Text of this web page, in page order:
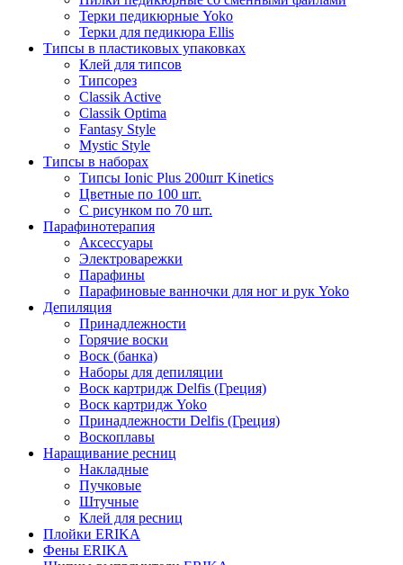
Терки педикюрные Yoko
Терки для педикюра Ellis
Типсы в пластиковых упаковках
Клей для типсов
Типсорез
Classik Active
Classik Optima
Fantasy Style
Mystic Style
Типсы в наборах
Типсы Ionic Plus 200шт Kinetics
Цветные по 100 шт.
С рисунком по 70 шт.
Парафинотерапия
Аксессуары
Электроварежки
Парафины
Парафиновые ванночки для ног и рук Yoko
Депиляция
Принадлежности
Горячие воски
Воск (банка)
Наборы для депиляции
Воск картридж Delfis (Греция)
Воск картридж Yoko
Принадлежности Delfis (Греция)
Воскоплавы
Наращивание ресниц
Накладные
Пучковые
Штучные
Клей для ресниц
Плойки ERIKA
Фены ERIKA